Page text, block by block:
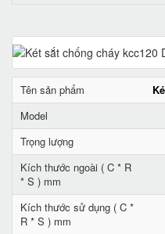
Tên sản phẩm
Model
Trọng lượng
Kích thước ngoài ( C * R
* S ) mm
Kích thước sử dụng ( C *
R * S ) mm